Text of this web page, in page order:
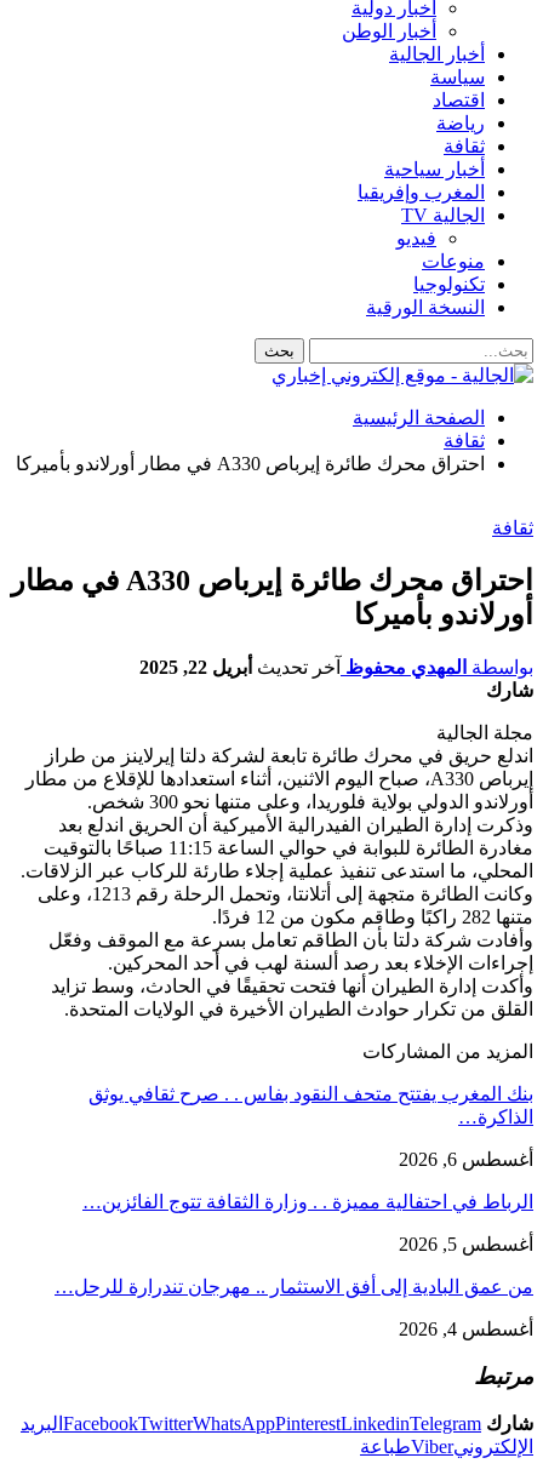
أخبار دولية
أخبار الوطن
أخبار الجالية
سياسة
اقتصاد
رياضة
ثقافة
أخبار سياحية
المغرب وإفريقيا
الجالية TV
فيديو
منوعات
تكنولوجيا
النسخة الورقية
الصفحة الرئيسية
ثقافة
احتراق محرك طائرة إيرباص A330 في مطار أورلاندو بأميركا
ثقافة
احتراق محرك طائرة إيرباص A330 في مطار
أورلاندو بأميركا
بواسطة المهدي محفوظ آخر تحديث أبريل 22, 2025
شارك
مجلة الجالية
اندلع حريق في محرك طائرة تابعة لشركة دلتا إيرلاينز من طراز
إيرباص A330، صباح اليوم الاثنين، أثناء استعدادها للإقلاع من مطار
أورلاندو الدولي بولاية فلوريدا، وعلى متنها نحو 300 شخص.
وذكرت إدارة الطيران الفيدرالية الأميركية أن الحريق اندلع بعد
مغادرة الطائرة للبوابة في حوالي الساعة 11:15 صباحًا بالتوقيت
المحلي، ما استدعى تنفيذ عملية إجلاء طارئة للركاب عبر الزلاقات.
وكانت الطائرة متجهة إلى أتلانتا، وتحمل الرحلة رقم 1213، وعلى
متنها 282 راكبًا وطاقم مكون من 12 فردًا.
وأفادت شركة دلتا بأن الطاقم تعامل بسرعة مع الموقف وفعّل
إجراءات الإخلاء بعد رصد ألسنة لهب في أحد المحركين.
وأكدت إدارة الطيران أنها فتحت تحقيقًا في الحادث، وسط تزايد
القلق من تكرار حوادث الطيران الأخيرة في الولايات المتحدة.
المزيد من المشاركات
بنك المغرب يفتتح متحف النقود بفاس . . صرح ثقافي يوثق
الذاكرة…
أغسطس 6, 2026
الرباط في احتفالية مميزة . . وزارة الثقافة تتوج الفائزين…
أغسطس 5, 2026
من عمق البادية إلى أفق الاستثمار .. مهرجان تندرارة للرحل…
أغسطس 4, 2026
مرتبط
شارك FacebookTwitterWhatsAppPinterestLinkedinTelegram
البريد
الإلكترونيViberطباعة